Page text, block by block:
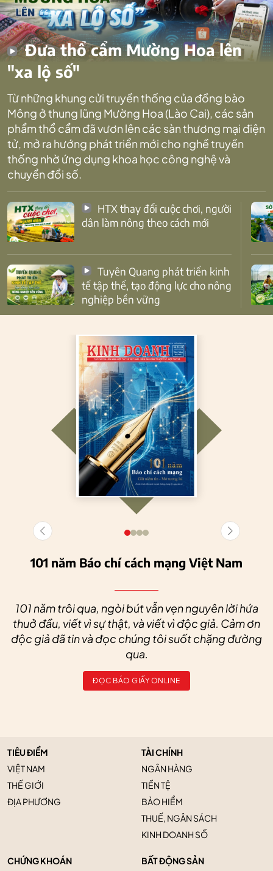
Đưa thổ cẩm Mường Hoa lên
"xa lộ số"
Từ những khung cửi truyền thống của đồng bào
Mông ở thung lũng Mường Hoa (Lào Cai), các sản
phẩm thổ cẩm đã vươn lên các sàn thương mại điện
tử, mở ra hướng phát triển mới cho nghề truyền
thống nhờ ứng dụng khoa học công nghệ và
chuyển đổi số.
dân làm nông theo cách mới
tế tập thể, tạo động lực cho nông
nghiệp bền vững
101 năm Báo chí cách mạng Việt Nam
101 năm trôi qua, ngòi bút vẫn vẹn nguyên lời hứa
thuở đầu, viết vì sự thật, và viết vì độc giả. Cảm ơn
độc giả đã tin và đọc chúng tôi suốt chặng đường
qua.
ĐỌC BÁO GIẤY ONLINE
TIÊU ĐIỂM
VIỆT NAM
THẾ GIỚI
ĐỊA PHƯƠNG
TÀI CHÍNH
NGÂN HÀNG
TIỀN TỆ
BẢO HIỂM
THUẾ, NGÂN SÁCH
KINH DOANH SỐ
CHỨNG KHOÁN
BẤT ĐỘNG SẢN